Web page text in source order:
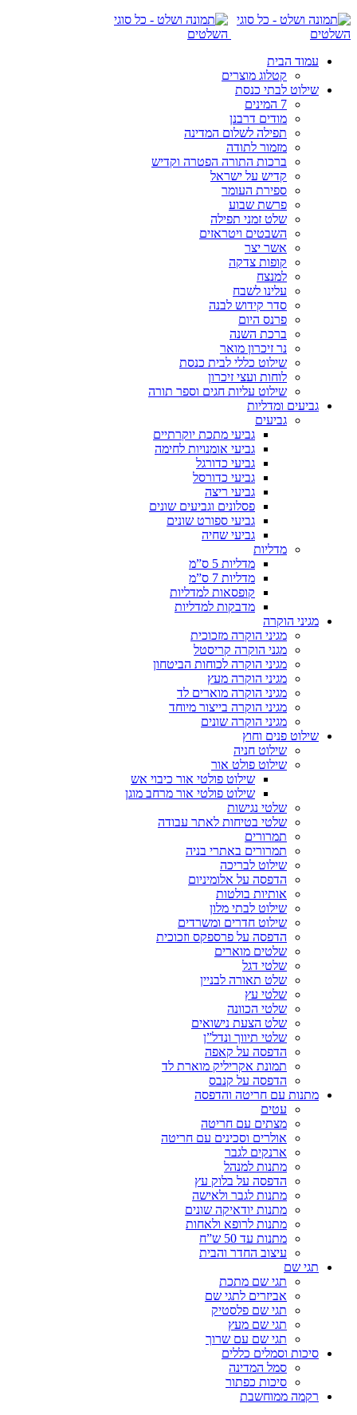
עמוד הבית
קטלוג מוצרים
שילוט לבתי כנסת
7 המינים
מודים דרבנן
תפילה לשלום המדינה
מזמור לתודה
ברכות התורה הפטרה וקדיש
קדיש על ישראל
ספירת העומר
פרשת שבוע
שלט זמני תפילה
השבטים ויטראזים
אשר יצר
קופות צדקה
למנצח
עלינו לשבח
סדר קידוש לבנה
פרנס היום
ברכת השנה
נר זיכרון מואר
שילוט כללי לבית כנסת
לוחות ועצי זיכרון
שילוט עליות חגים וספר תורה
גביעים ומדליות
גביעים
גביעי מתכת יוקרתיים
גביעי אומנויות לחימה
גביעי כדורגל
גביעי כדורסל
גביעי ריצה
פסלונים וגביעים שונים
גביעי ספורט שונים
גביעי שחיה
מדליות
מדליות 5 ס”מ
מדליות 7 ס”מ
קופסאות למדליות
מדבקות למדליות
מגיני הוקרה
מגיני הוקרה מזכוכית
מגני הוקרה קריסטל
מגיני הוקרה לכוחות הביטחון
מגיני הוקרה מעץ
מגיני הוקרה מוארים לד
מגיני הוקרה בייצור מיוחד
מגיני הוקרה שונים
שילוט פנים וחוץ
שילוט חניה
שילוט פולט אור
שילוט פולטי אור כיבוי אש
שילוט פולטי אור מרחב מוגן
שלטי נגישות
שלטי בטיחות לאתר עבודה
תמרורים
תמרורים באתרי בניה
שילוט לבריכה
הדפסה על אלומיניום
אותיות בולטות
שילוט לבתי מלון
שילוט חדרים ומשרדים
הדפסה על פרספקס וזכוכית
שלטים מוארים
שלטי דגל
שלט תאורה לבניין
שלטי עץ
שלטי הכוונה
שלט הצעת נישואים
שלטי תיווך ונדל”ן
הדפסה על קאפה
תמונת אקריליק מוארת לד
הדפסה על קנבס
מתנות עם חריטה והדפסה
עטים
מצתים עם חריטה
אולרים וסכינים עם חריטה
ארנקים לגבר
מתנות למנהל
הדפסה על בלוק עץ
מתנות לגבר ולאישה
מתנות יודאיקה שונים
מתנות לרופא ולאחות
מתנות עד 50 ש”ח
עיצוב החדר והבית
תגי שם
תגי שם מתכת
אביזרים לתגי שם
תגי שם פלסטיק
תגי שם מעץ
תגי שם עם שרוך
סיכות וסמלים כללים
סמל המדינה
סיכות כפתור
רקמה ממוחשבת